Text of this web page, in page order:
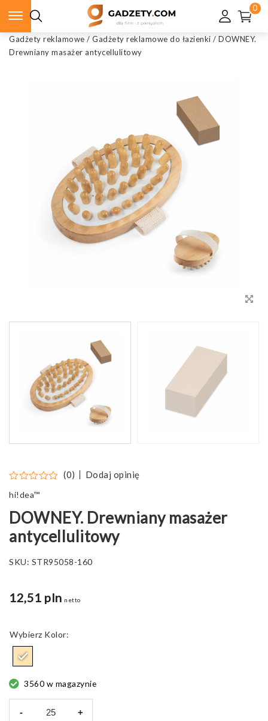
0
Gadżety reklamowe / Gadżety reklamowe do łazienki / DOWNEY.
Drewniany masażer antycellulitowy
(0) Dodaj opinię
hi!dea™
DOWNEY. Drewniany masażer
antycellulitowy
SKU: STR95058-160
12,51 pln netto
Kolor
3560 w magazynie
- +